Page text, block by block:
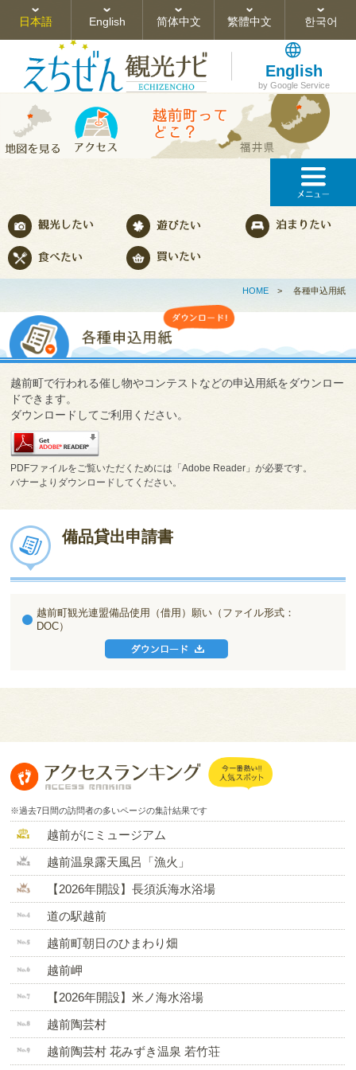
日本語 English 简体中文 繁體中文 한국어
English
by Google Service
HOME> 各種申込用紙
※過去7日間の訪問者の多いページの集計結果です
越前がにミュージアム
越前温泉露天風呂「漁火」
【2026年開設】長須浜海水浴場
道の駅越前
越前町朝日のひまわり畑
越前岬
【2026年開設】米ノ海水浴場
越前陶芸村
越前陶芸村 花みずき温泉 若竹荘
越前町で行われる催し物やコンテストなどの申込用紙をダウンロー
ドできます。
ダウンロードしてご利用ください。
PDFファイルをご覧いただくためには「Adobe Reader」が必要です。
バナーよりダウンロードしてください。
備品貸出申請書
越前町観光連盟備品使用（借用）願い（ファイル形式：
DOC）